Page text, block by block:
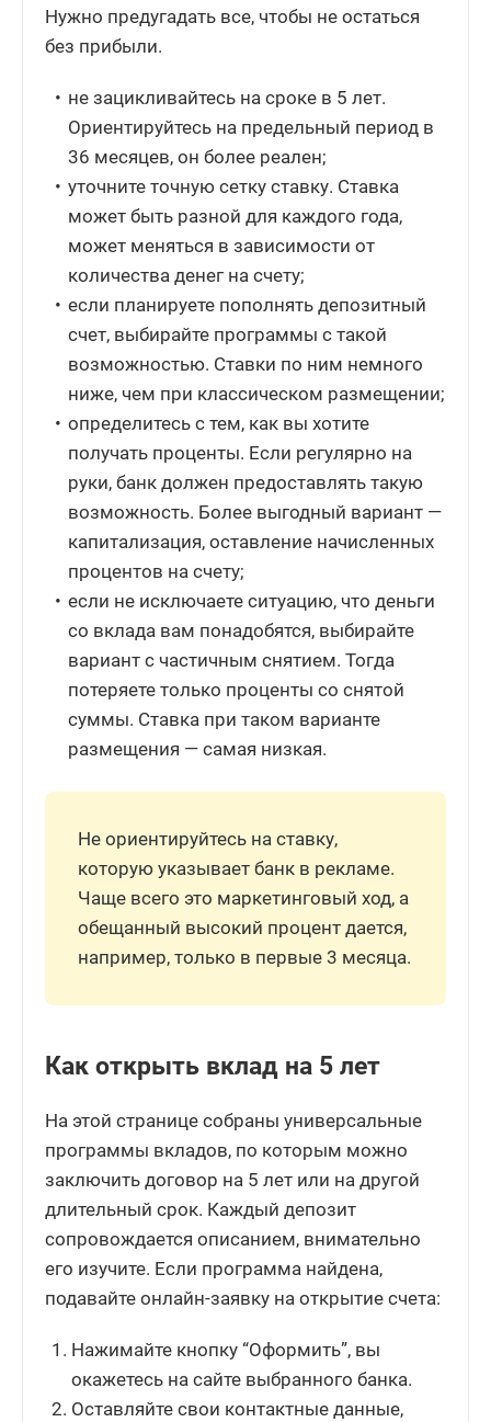
Нужно предугадать все, чтобы не остаться
без прибыли.
не зацикливайтесь на сроке в 5 лет.
Ориентируйтесь на предельный период в
36 месяцев, он более реален;
уточните точную сетку ставку. Ставка
может быть разной для каждого года,
может меняться в зависимости от
количества денег на счету;
если планируете пополнять депозитный
счет, выбирайте программы с такой
возможностью. Ставки по ним немного
ниже, чем при классическом размещении;
определитесь с тем, как вы хотите
получать проценты. Если регулярно на
руки, банк должен предоставлять такую
возможность. Более выгодный вариант —
капитализация, оставление начисленных
процентов на счету;
если не исключаете ситуацию, что деньги
со вклада вам понадобятся, выбирайте
вариант с частичным снятием. Тогда
потеряете только проценты со снятой
суммы. Ставка при таком варианте
размещения — самая низкая.
Не ориентируйтесь на ставку,
которую указывает банк в рекламе.
Чаще всего это маркетинговый ход, а
обещанный высокий процент дается,
например, только в первые 3 месяца.
Как открыть вклад на 5 лет
На этой странице собраны универсальные
программы вкладов, по которым можно
заключить договор на 5 лет или на другой
длительный срок. Каждый депозит
сопровождается описанием, внимательно
его изучите. Если программа найдена,
подавайте онлайн-заявку на открытие счета:
Нажимайте кнопку “Оформить”, вы
окажетесь на сайте выбранного банка.
Оставляйте свои контактные данные,